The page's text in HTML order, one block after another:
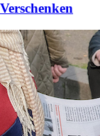
Verschenken